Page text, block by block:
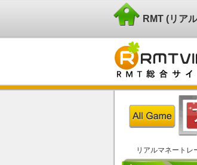
RMT (リア
リアルマネートレ